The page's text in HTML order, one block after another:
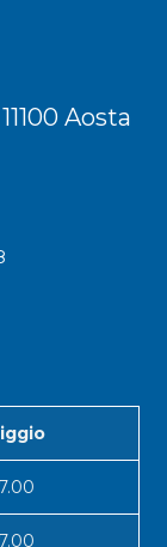
Aosta